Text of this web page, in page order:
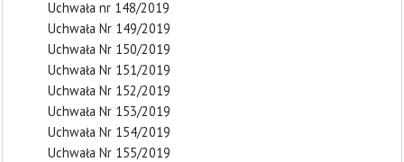
Uchwała nr 148/2019
Uchwała Nr 149/2019
Uchwała Nr 150/2019
Uchwała Nr 151/2019
Uchwała Nr 152/2019
Uchwała Nr 153/2019
Uchwała Nr 154/2019
Uchwała Nr 155/2019